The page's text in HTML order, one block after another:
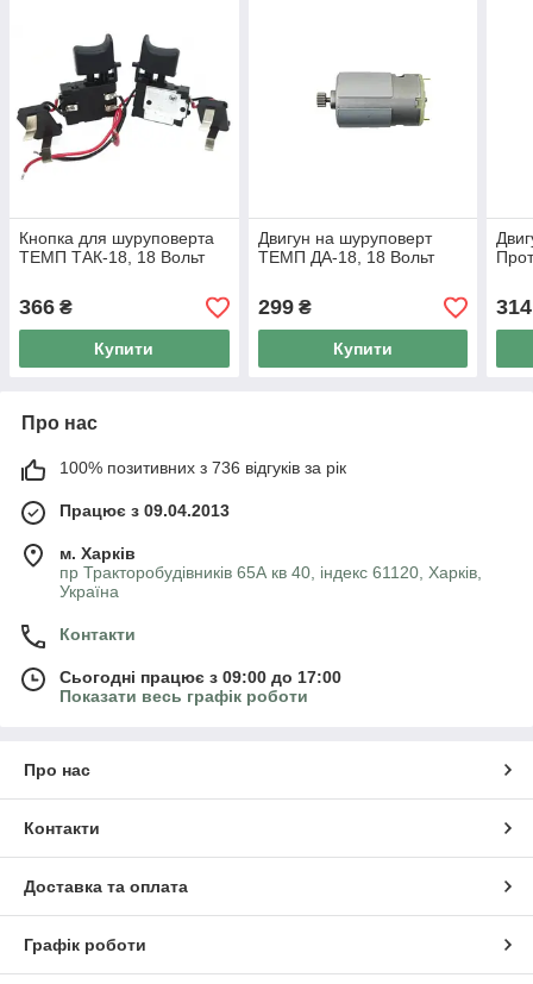
Кнопка для шуруповерта
ТЕМП ТАК-18, 18 Вольт
366 ₴
Купити
Двигун на шуруповерт
ТЕМП ДА-18, 18 Вольт
299₴
Купити
314
Про нас
100% позитивних з 736 відгуків за рік
Працює з 09.04.2013
м. Харків
пр Тракторобудівників 65А кв 40, індекс 61120, Харків,
Україна
Контакти
Сьогодні працює з 09:00 до 17:00
Показати весь графік роботи
Про нас
Контакти
Доставка та оплата
Графік роботи